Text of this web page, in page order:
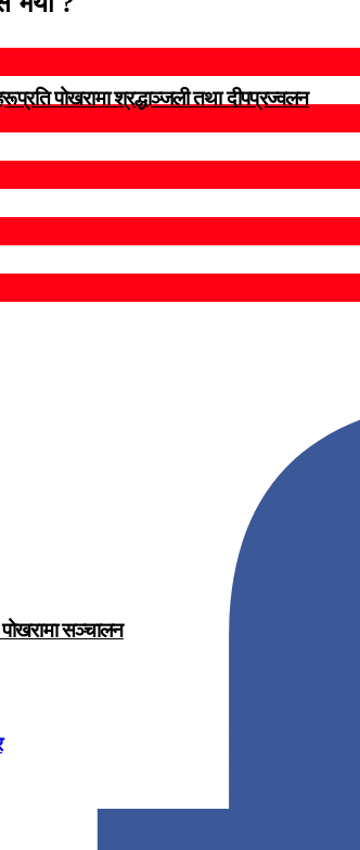
पोखरामा श्रद्धाञ्जली तथा दीपप्रज्वलन
सञ्चालन